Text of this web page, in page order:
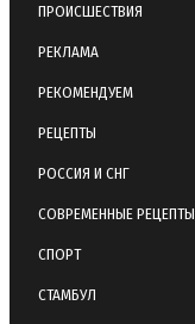
ПРОИСШЕСТВИЯ
РЕКЛАМА
РЕКОМЕНДУЕМ
РЕЦЕПТЫ
РОССИЯ И СНГ
СОВРЕМЕННЫЕ РЕЦЕПТЫ
СПОРТ
СТАМБУЛ